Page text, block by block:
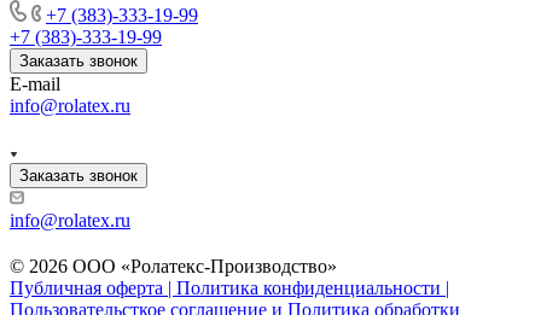
+7 (383)-333-19-99
+7 (383)-333-19-99
Заказать звонок
E-mail
info@rolatex.ru
Заказать звонок
info@rolatex.ru
© 2026 ООО «Ролатекс-Производство»
Публичная оферта | Политика конфиденциальности |
Пользовательсткое соглашение и Политика обработки